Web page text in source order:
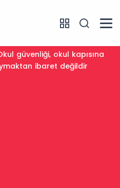
ibaret değildir